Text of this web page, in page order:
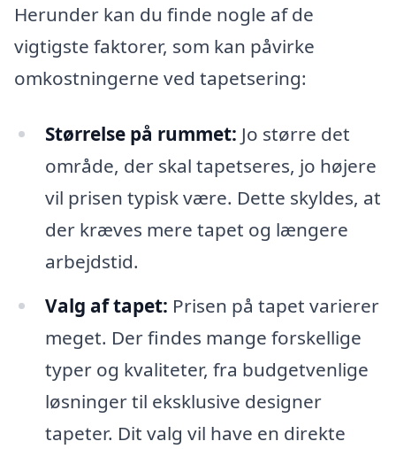
Herunder kan du finde nogle af de
vigtigste faktorer, som kan påvirke
omkostningerne ved tapetsering:
Størrelse på rummet: Jo større det
område, der skal tapetseres, jo højere
vil prisen typisk være. Dette skyldes, at
der kræves mere tapet og længere
arbejdstid.
Valg af tapet: Prisen på tapet varierer
meget. Der findes mange forskellige
typer og kvaliteter, fra budgetvenlige
løsninger til eksklusive designer
tapeter. Dit valg vil have en direkte